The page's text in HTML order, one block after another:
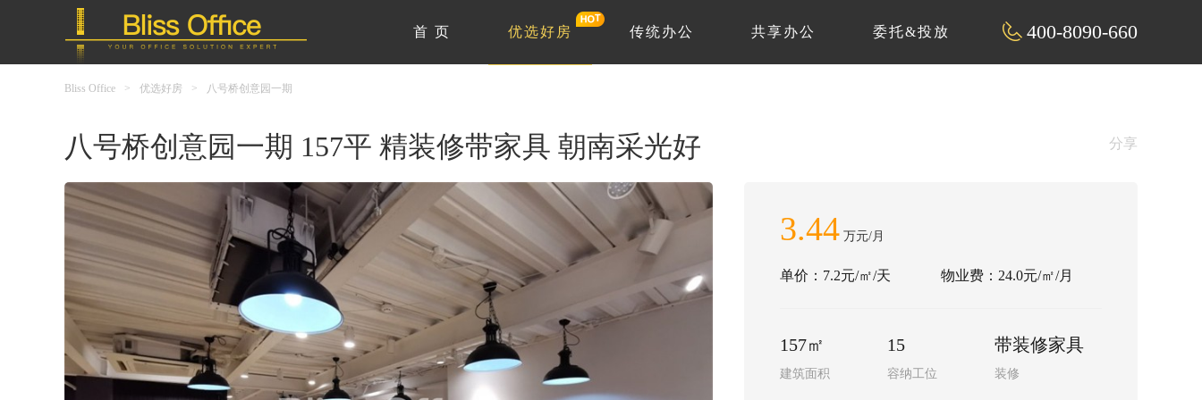
400-8090-660
首 页 优选好房 传统办公 共享办公 委托&投放
Bliss Office > 优选好房 > 八号桥创意园一期
八号桥创意园一期 157平 精装修带家具 朝南采光好 分享
3.44 万元/月
单价：7.2元/㎡/天 物业费：24.0元/㎡/月
157㎡
建筑面积
15
容纳工位
带装修家具
装修